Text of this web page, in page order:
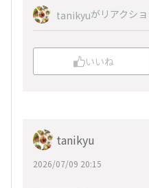
tanikyuがリアクシ
いいね
tanikyu
2026/07/09 20:15